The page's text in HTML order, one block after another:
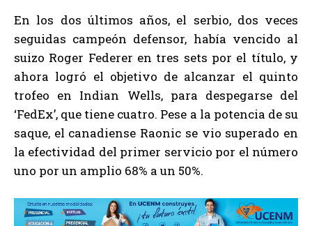
En los dos últimos años, el serbio, dos veces
seguidas campeón defensor, había vencido al
suizo Roger Federer en tres sets por el título, y
ahora logró el objetivo de alcanzar el quinto
trofeo en Indian Wells, para despegarse del
‘FedEx’, que tiene cuatro. Pese a la potencia de su
saque, el canadiense Raonic se vio superado en
la efectividad del primer servicio por el número
uno por un amplio 68% a un 50%.